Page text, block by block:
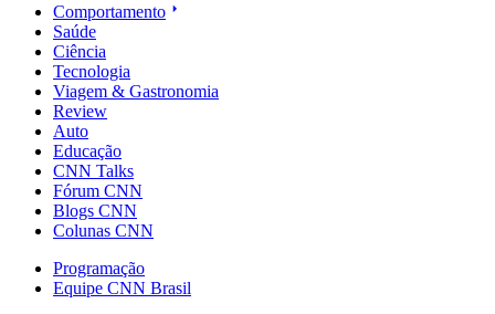
Comportamento
Saúde
Ciência
Tecnologia
Viagem & Gastronomia
Review
Auto
Educação
CNN Talks
Fórum CNN
Blogs CNN
Colunas CNN
Programação
Equipe CNN Brasil